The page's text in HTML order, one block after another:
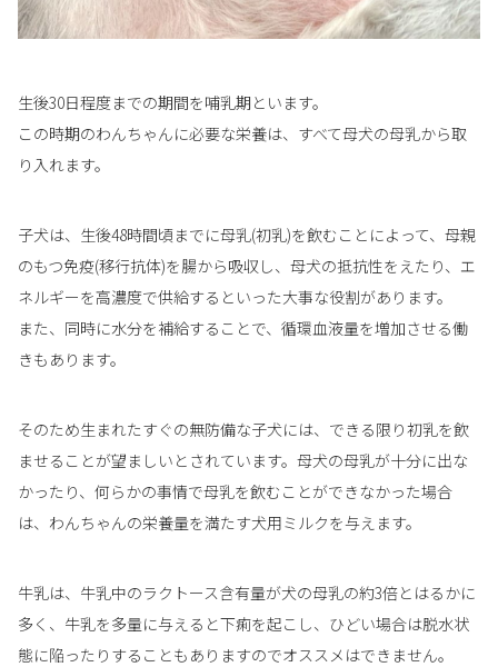
生後30日程度までの期間を哺乳期といます。
この時期のわんちゃんに必要な栄養は、すべて母犬の母乳から取
り入れます。
子犬は、生後48時間頃までに母乳(初乳)を飲むことによって、母親
のもつ免疫(移行抗体)を腸から吸収し、母犬の抵抗性をえたり、エ
ネルギーを高濃度で供給するといった大事な役割があります。
また、同時に水分を補給することで、循環血液量を増加させる働
きもあります。
そのため生まれたすぐの無防備な子犬には、できる限り初乳を飲
ませることが望ましいとされています。母犬の母乳が十分に出な
かったり、何らかの事情で母乳を飲むことができなかった場合
は、わんちゃんの栄養量を満たす犬用ミルクを与えます。
牛乳は、牛乳中のラクトース含有量が犬の母乳の約3倍とはるかに
多く、牛乳を多量に与えると下痢を起こし、ひどい場合は脱水状
態に陥ったりすることもありますのでオススメはできません。